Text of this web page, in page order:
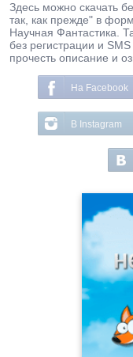
Здесь можно скачать
так, как прежде" в
Научная Фантастика.
без регистрации и
прочесть описание и
На Facebook
В Instagram